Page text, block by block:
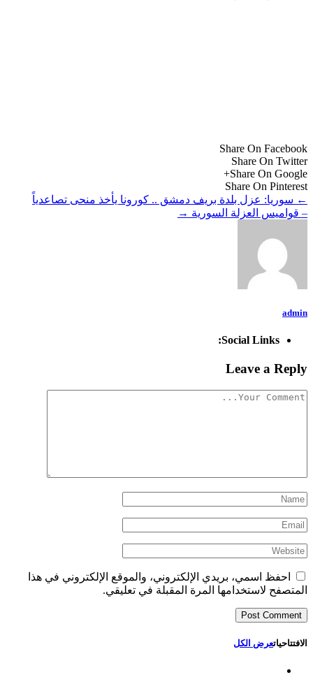
Share On Facebook
Share On Twitter
Share On Google+
Share On Pinterest
← سوريا: عزل بلدة بريف دمشق .. كورونا يأخذ منحى تصاعدياً
– قواميس العزلة السورية →
admin
Social Links:
Leave a Reply
احفظ اسمي، بريدي الإلكتروني، والموقع الإلكتروني في هذا
المتصفح لاستخدامها المرة المقبلة في تعليقي.
الافتتاحياتعرض الكل